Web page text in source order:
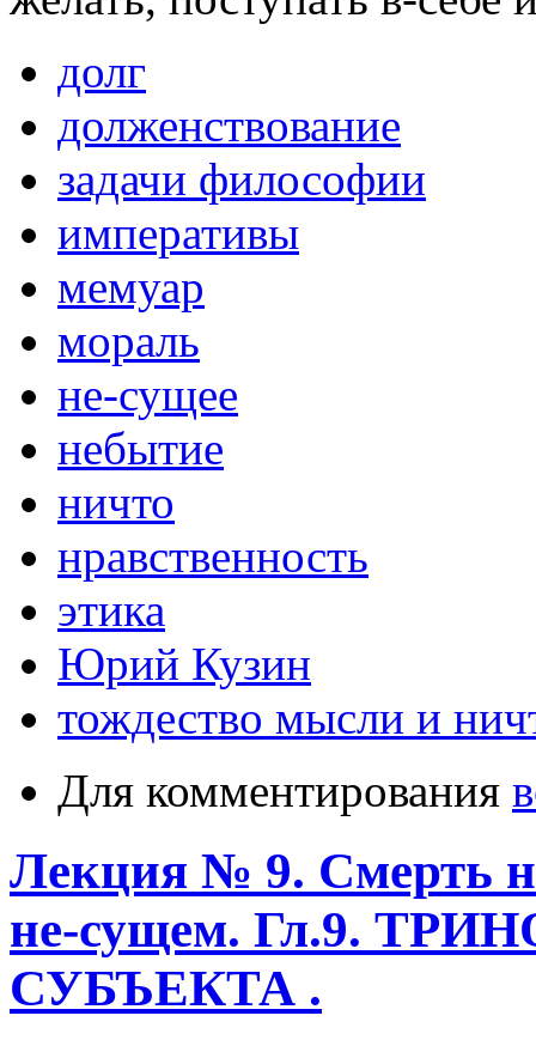
долг
долженствование
задачи философии
императивы
мемуар
мораль
не-сущее
небытие
ничто
нравственность
этика
Юрий Кузин
тождество мысли и
Для комментирования
Лекция № 9. Смерть
не-сущем. Гл.9.
СУБЪЕКТА .